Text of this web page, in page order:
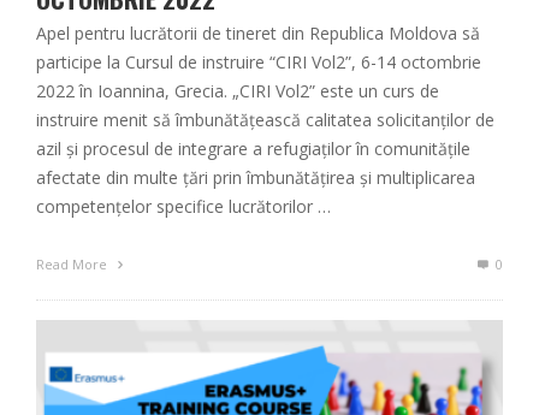
Apel pentru lucrătorii de tineret din Republica Moldova să
participe la Cursul de instruire “CIRI Vol2”, 6-14 octombrie
2022 în Ioannina, Grecia. „CIRI Vol2” este un curs de
instruire menit să îmbunătățească calitatea solicitanților de
azil și procesul de integrare a refugiaților în comunitățile
afectate din multe țări prin îmbunătățirea și multiplicarea
competențelor specifice lucrătorilor …
Read More 0